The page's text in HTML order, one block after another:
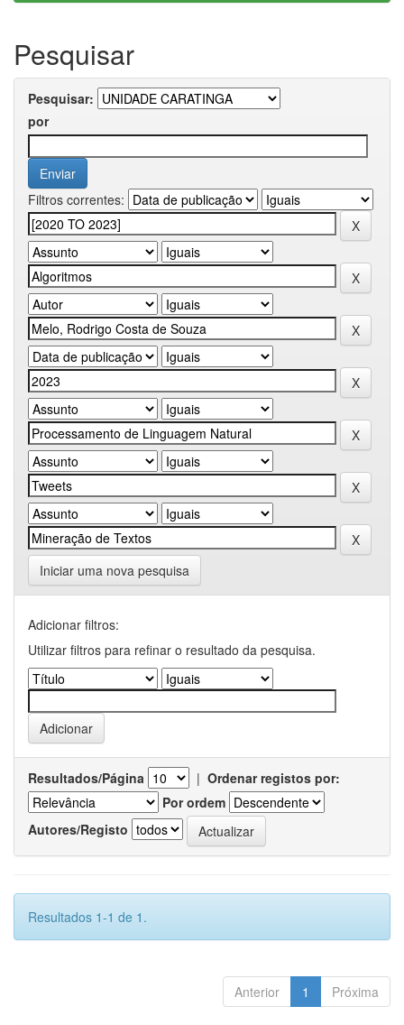
Pesquisar
Pesquisar:
por
Filtros correntes:
Iniciar uma nova pesquisa
Adicionar filtros:
Utilizar filtros para refinar o resultado da pesquisa.
Resultados/Página | Ordenar registos por:
Por ordem
Autores/Registo
Resultados 1-1 de 1.
Anterior 1 Próxima